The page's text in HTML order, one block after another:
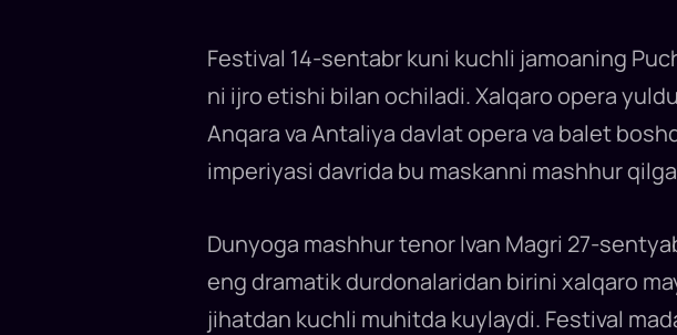
Festival 14-sentabr kuni kuchli jamoaning
ni ijro etishi bilan ochiladi. Xalqaro opera
Anqara va Antaliya davlat opera va balet
imperiyasi davrida bu maskanni mashhur
Dunyoga mashhur tenor Ivan Magri 27-
eng dramatik durdonalaridan birini xalqaro
jihatdan kuchli muhitda kuylaydi. Festival